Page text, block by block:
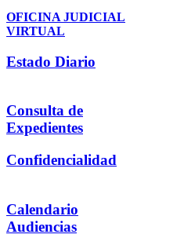
OFICINA JUDICIAL
VIRTUAL
Estado Diario
Consulta de
Expedientes
Confidencialidad
Calendario
Audiencias